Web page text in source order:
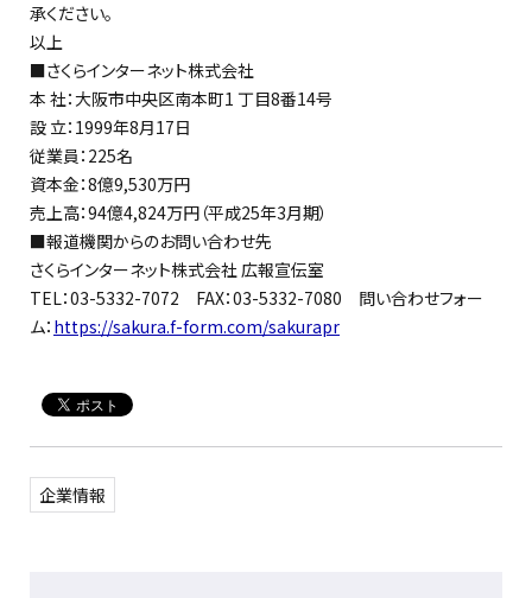
承ください。
以上
■さくらインターネット株式会社
本 社：大阪市中央区南本町1 丁目8番14号
設 立：1999年8月17日
従業員：225名
資本金：8億9,530万円
売上高：94億4,824万円（平成25年3月期）
■報道機関からのお問い合わせ先
さくらインターネット株式会社 広報宣伝室
TEL：03-5332-7072 FAX：03-5332-7080 問い合わせフォー
ム： https://sakura.f-form.com/sakurapr
企業情報